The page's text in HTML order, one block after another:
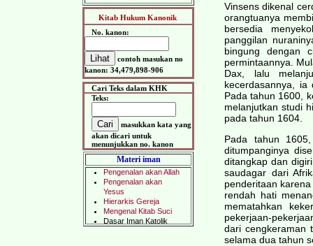
Kitab Hukum Kanonik
No. kanon:
contoh masukan no
kanon: 34,479,898-906
Cari Teks dalam KHK
Teks:
masukkan kata yang
akan dicari untuk
menunjukkan no. kanon
Materi iman
Vinsens dikenal
orangtuanya
bersedia
panggilan
bingung dengan
permintaannya.
Dax, lalu
kecerdasannya, ia
Pada tahun 1600,
melanjutkan studi
pada tahun 1604.
Pada tahun
ditumpanginya
ditangkap dan
saudagar dari
penderitaan
rendah hati
mematahkan
pekerjaan-
dari cengkeraman
selama dua tahun